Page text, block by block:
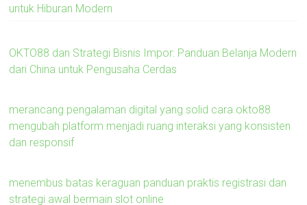
untuk Hiburan Modern
OKTO88 dan Strategi Bisnis Impor: Panduan Belanja Modern
dari China untuk Pengusaha Cerdas
merancang pengalaman digital yang solid cara okto88
mengubah platform menjadi ruang interaksi yang konsisten
dan responsif
menembus batas keraguan panduan praktis registrasi dan
strategi awal bermain slot online